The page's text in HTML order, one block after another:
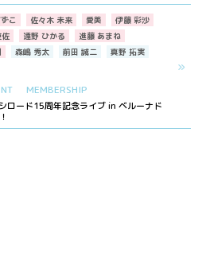
こ 佐々木 未来 愛美
伊藤 彩沙
遠野 ひかる
進藤 あまね
森嶋 秀太 前田 誠二
真野 拓実
MEMBERSHIP
ロード15周年記念ライブ in ベルーナド